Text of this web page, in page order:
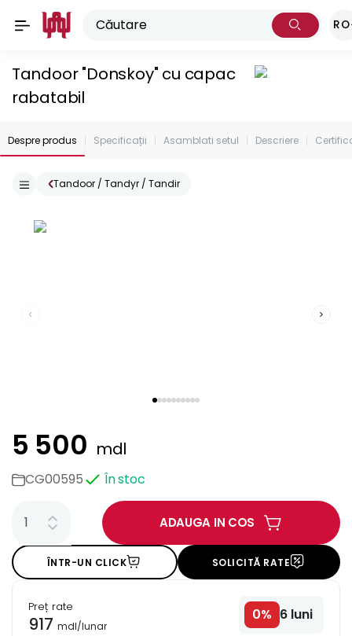
RO
Tandoor "Donskoy" cu capac
rabatabil
Despre produs Specificații Asamblati setul Descriere
Tandoor / Tandyr / Tandir
5 500 mdl
CG00595 În stoc
ADAUGA IN COS
ÎNTR-UN CLICK SOLICITĂ RATE
Preț rate
917 mdl/lunar
0% 6 luni